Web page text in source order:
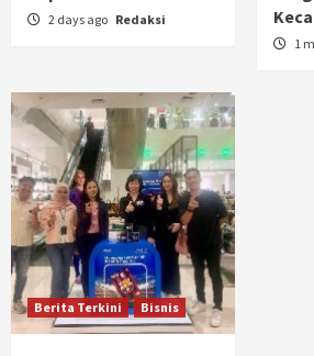
2 days ago Redaksi
1
Berita Terkini Bisnis